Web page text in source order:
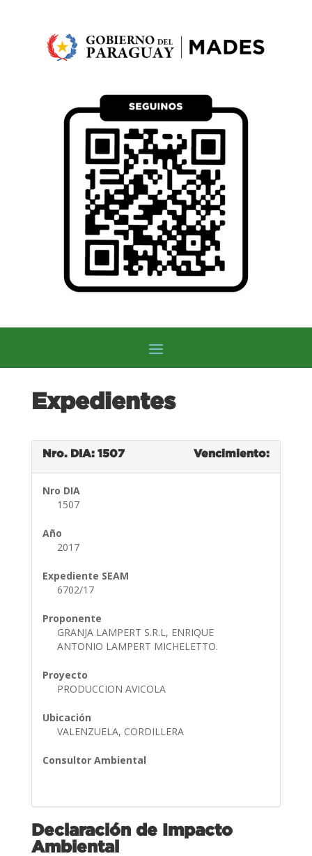
Expedientes
Nro. DIA: 1507 Vencimiento:
Nro DIA
1507
Año
2017
Expediente SEAM
6702/17
Proponente
GRANJA LAMPERT S.R.L, ENRIQUE
ANTONIO LAMPERT MICHELETTO.
Proyecto
PRODUCCION AVICOLA
Ubicación
VALENZUELA, CORDILLERA
Consultor Ambiental
Declaración de Impacto
Ambiental